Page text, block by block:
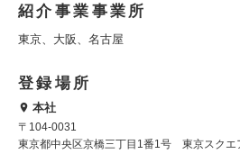
紹介事業事業所
東京、大阪、名古屋
登録場所
本社
〒104-0031
東京都中央区京橋三丁目1番1号 東京スクエ